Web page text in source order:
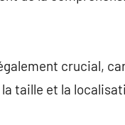
crucial,
taille et la